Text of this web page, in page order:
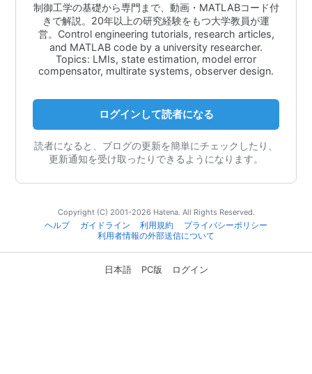
制御工学の基礎から専門まで、動画・MATLABコード付
きで解説。20年以上の研究経験をもつ大学教員が運
営。Control engineering tutorials, research articles,
and MATLAB code by a university researcher.
Topics: LMIs, state estimation, model error
compensator, multirate systems, observer design.
ログインして読者になる
読者になると、ブログの更新を簡単にチェックしたり、
更新通知を受け取ったりできるようになります。
Copyright (C) 2001-2026 Hatena. All Rights Reserved.
ヘルプ
ガイドライン 利用規約
プライバシーポリシー
利用者情報の外部送信について
日本語 PC版 ログイン